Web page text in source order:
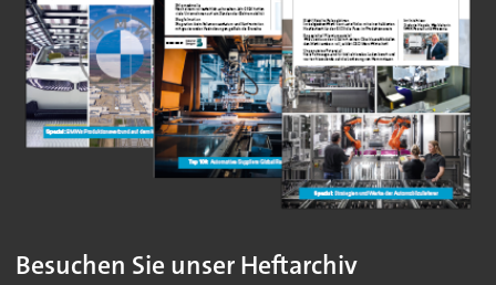
Besuchen Sie unser Heftarchiv